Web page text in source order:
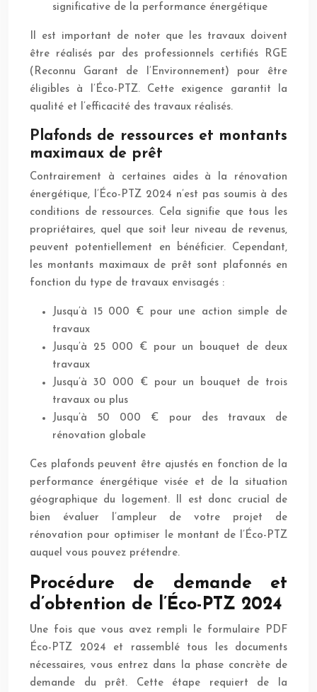
significative de la performance énergétique
Il est important de noter que les travaux doivent
être réalisés par des professionnels certifiés RGE
(Reconnu Garant de l’Environnement) pour être
éligibles à l’Éco-PTZ. Cette exigence garantit la
qualité et l’efficacité des travaux réalisés.
Plafonds de ressources et montants
maximaux de prêt
Contrairement à certaines aides à la rénovation
énergétique, l’Éco-PTZ 2024 n’est pas soumis à des
conditions de ressources. Cela signifie que tous les
propriétaires, quel que soit leur niveau de revenus,
peuvent potentiellement en bénéficier. Cependant,
les montants maximaux de prêt sont plafonnés en
fonction du type de travaux envisagés :
Jusqu’à 15 000 € pour une action simple de
travaux
Jusqu’à 25 000 € pour un bouquet de deux
travaux
Jusqu’à 30 000 € pour un bouquet de trois
travaux ou plus
Jusqu’à 50 000 € pour des travaux de
rénovation globale
Ces plafonds peuvent être ajustés en fonction de la
performance énergétique visée et de la situation
géographique du logement. Il est donc crucial de
bien évaluer l’ampleur de votre projet de
rénovation pour optimiser le montant de l’Éco-PTZ
auquel vous pouvez prétendre.
Procédure de demande et
d’obtention de l’Éco-PTZ 2024
Une fois que vous avez rempli le formulaire PDF
Éco-PTZ 2024 et rassemblé tous les documents
nécessaires, vous entrez dans la phase concrète de
demande du prêt. Cette étape requiert de la